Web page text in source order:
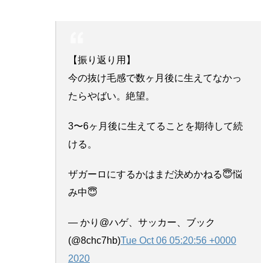
【振り返り用】
今の抜け毛感で数ヶ月後に生えてなかっ
たらやばい。絶望。
3〜6ヶ月後に生えてることを期待して続
ける。
ザガーロにするかはまだ決めかねる😇悩
み中😇
— かり@ハゲ、サッカー、ブック
(@8chc7hb)Tue Oct 06 05:20:56 +0000
2020